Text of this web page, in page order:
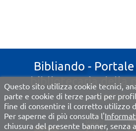
Bibliando -
bibliotecaria della
Lecce
Questo sito utilizza cookie tecnici,
parte e cookie di terze parti per
fine di consentire il corretto utilizzo
Per saperne di più consulta l'
chiusura del presente banner, senza